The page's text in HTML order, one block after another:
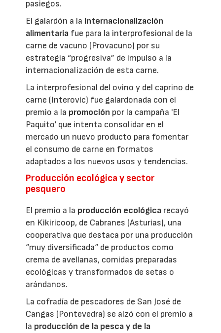
pasiegos.
El galardón a la internacionalización
alimentaria fue para la interprofesional de la
carne de vacuno (Provacuno) por su
estrategia “progresiva” de impulso a la
internacionalización de esta carne.
La interprofesional del ovino y del caprino de
carne (Interovic) fue galardonada con el
premio a la promoción por la campaña 'El
Paquito' que intenta consolidar en el
mercado un nuevo producto para fomentar
el consumo de carne en formatos
adaptados a los nuevos usos y tendencias.
Producción ecológica y sector
pesquero
El premio a la producción ecológica recayó
en Kikiricoop, de Cabranes (Asturias), una
cooperativa que destaca por una producción
“muy diversificada“ de productos como
crema de avellanas, comidas preparadas
ecológicas y transformados de setas o
arándanos.
La cofradía de pescadores de San José de
Cangas (Pontevedra) se alzó con el premio a
la producción de la pesca y de la